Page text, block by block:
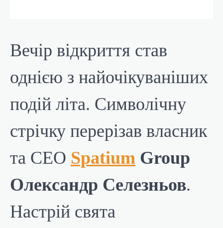
Вечір відкриття став
однією з найочікуваніших
подій літа. Символічну
стрічку перерізав власник
та СЕО Spatium Group
Олександр Селезньов.
Настрій свята